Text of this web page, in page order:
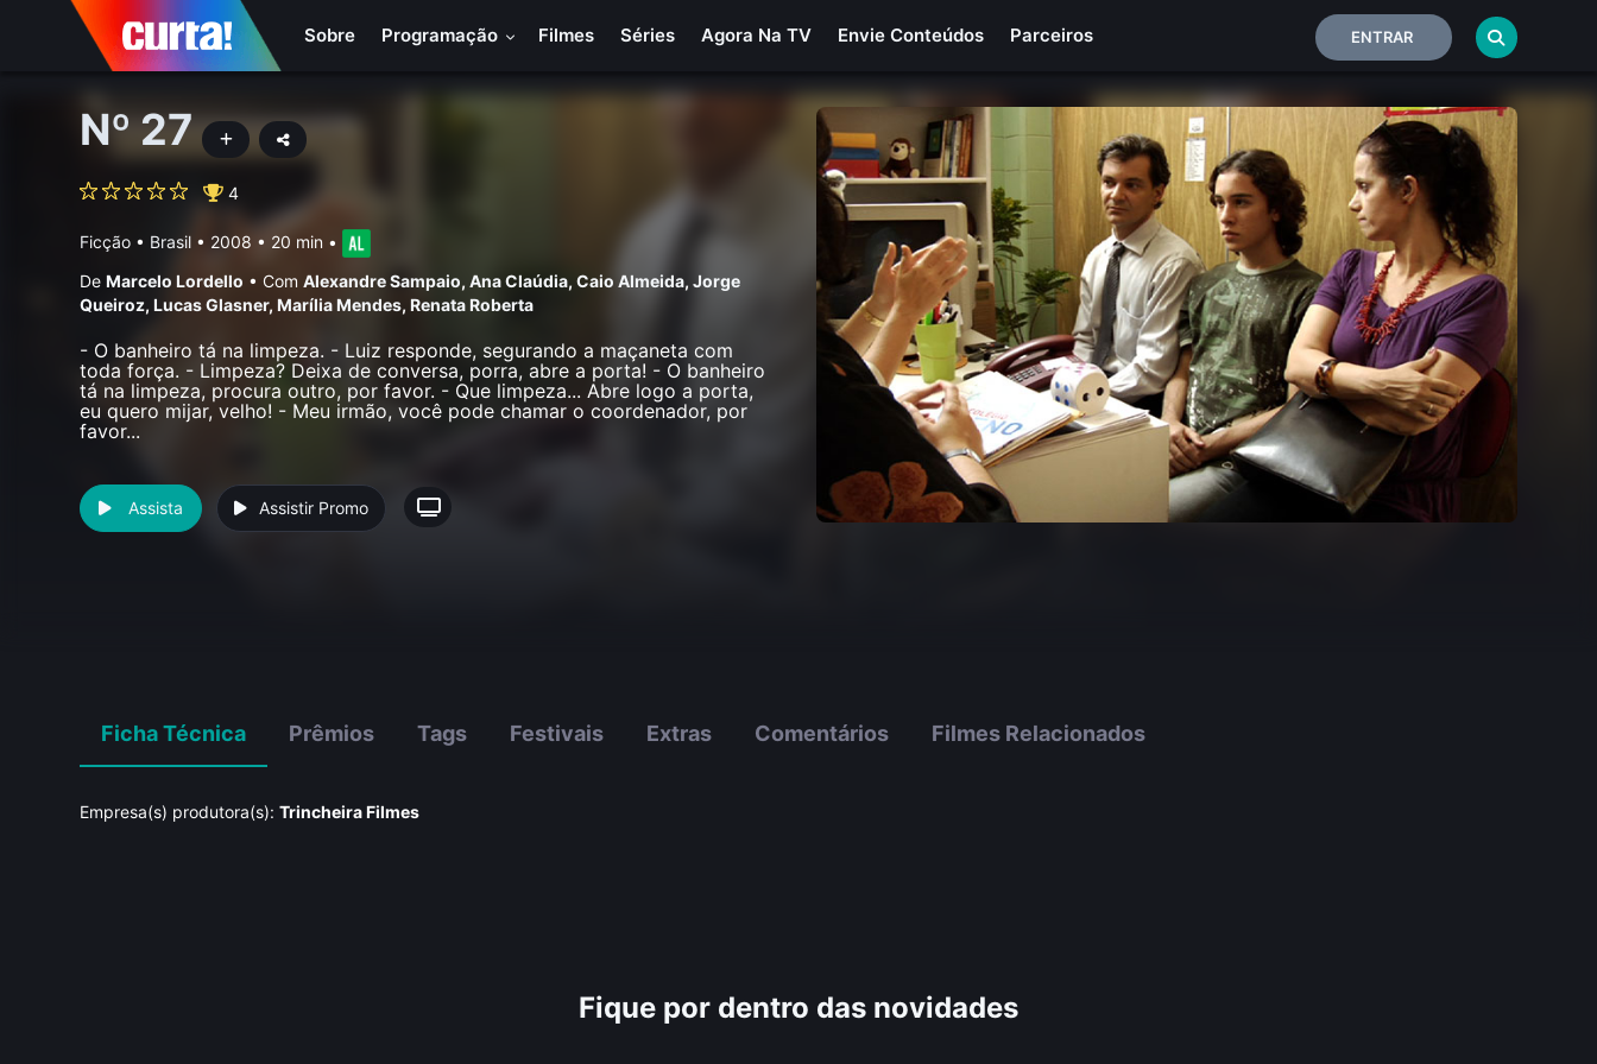
Sobre Programação Filmes Séries Agora Na TV Envie Conteúdos Parceiros ENTRAR
Nº 27
4
Ficção • Brasil • 2008 • 20 min •
DeMarcelo Lordello •ComAlexandre Sampaio,Ana Claúdia,Caio Almeida,Jorge
Queiroz,Lucas Glasner,Marília Mendes,Renata Roberta
- O banheiro tá na limpeza. - Luiz responde, segurando a maçaneta com
toda força. - Limpeza? Deixa de conversa, porra, abre a porta! - O banheiro
tá na limpeza, procura outro, por favor. - Que limpeza... Abre logo a porta,
eu quero mijar, velho! - Meu irmão, você pode chamar o coordenador, por
favor...
Assista Assistir Promo
Ficha Técnica Prêmios Tags Festivais Extras Comentários Filmes Relacionados
Empresa(s) produtora(s): Trincheira Filmes
Fique por dentro das novidades